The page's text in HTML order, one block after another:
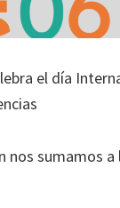
el día
nos sumamos